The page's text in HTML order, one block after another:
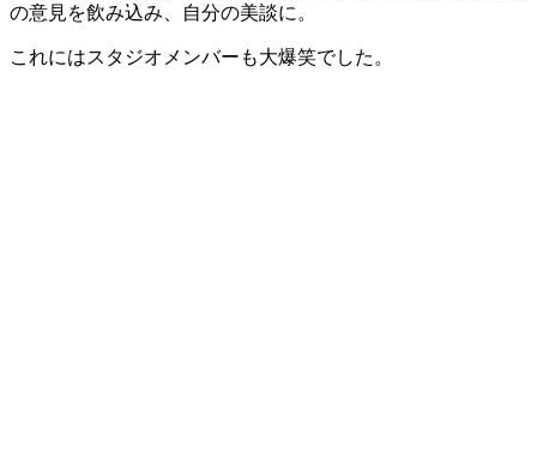
の意見を飲み込み、自分の美談に。
これにはスタジオメンバーも大爆笑でした。